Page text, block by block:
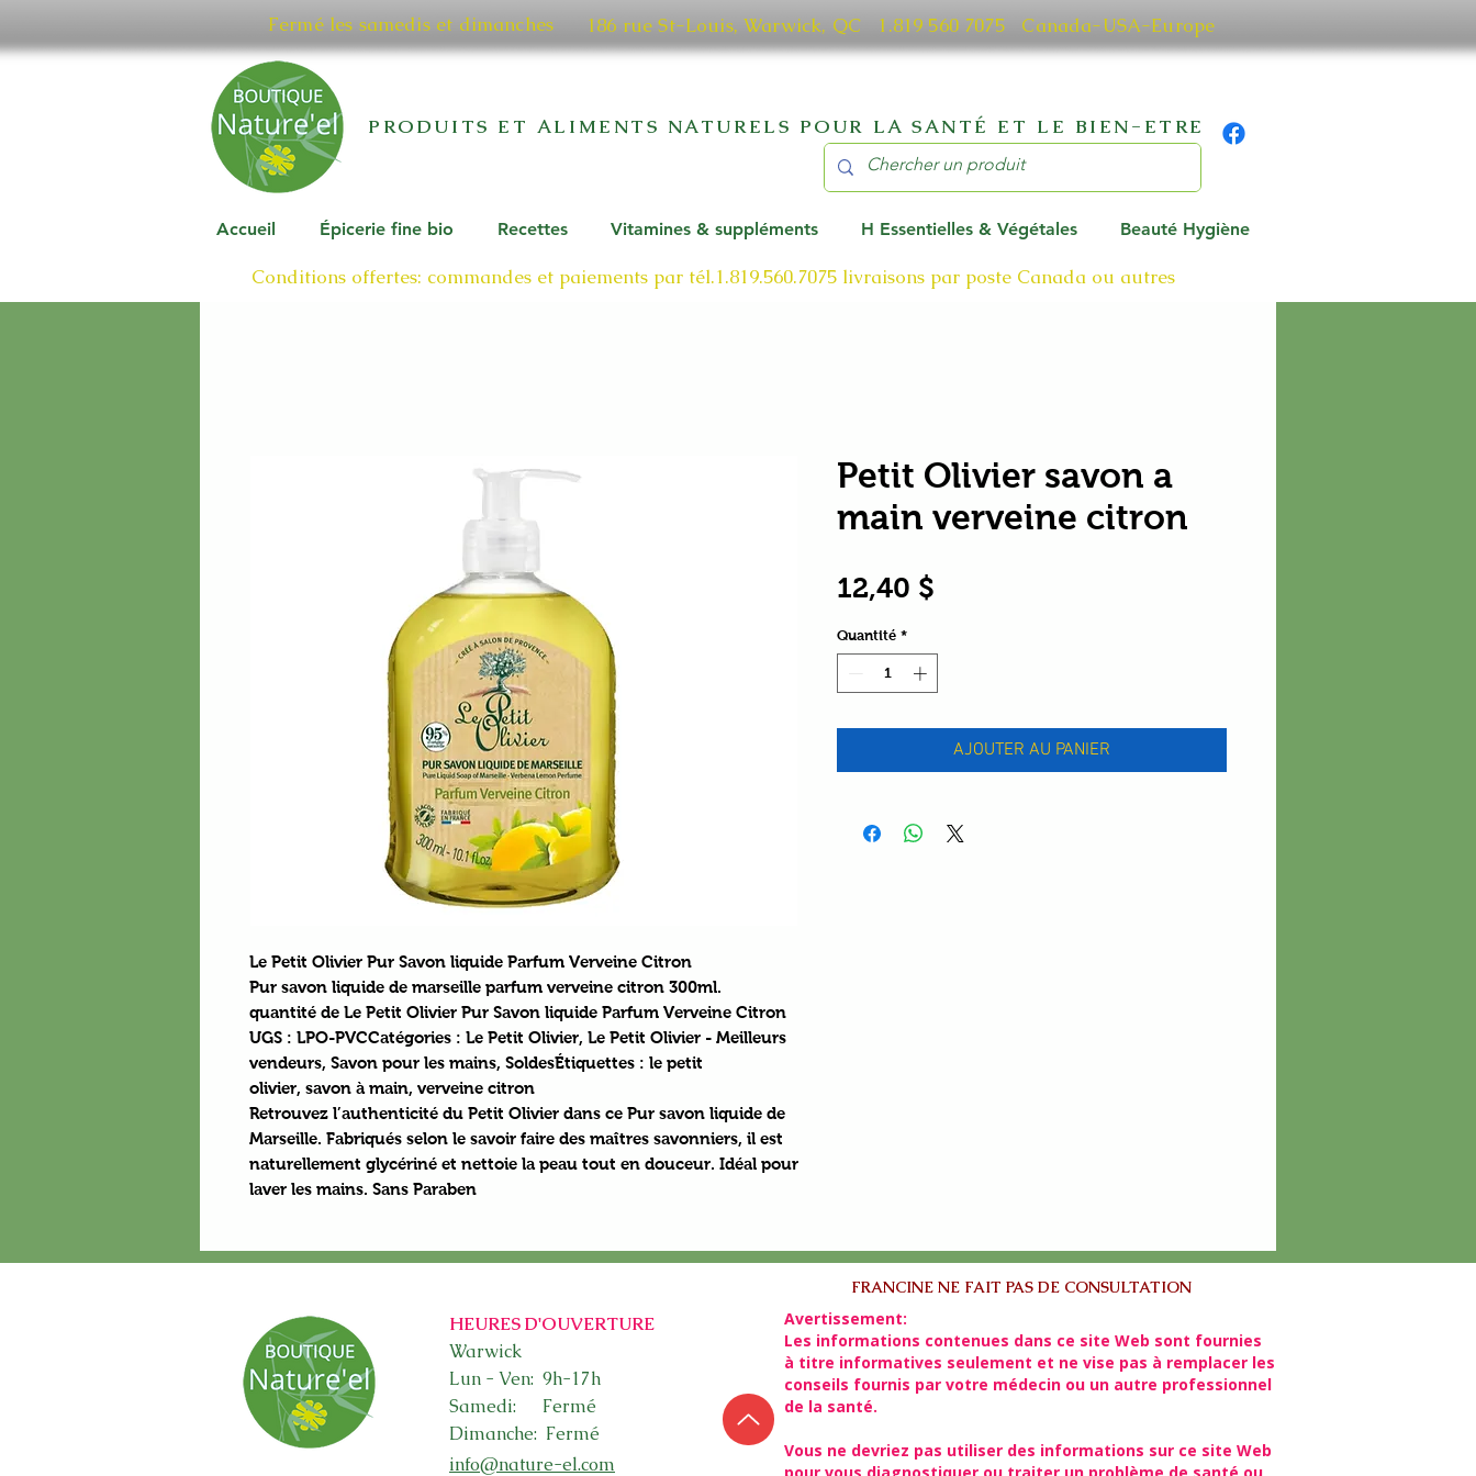
Fermé les samedis et dimanches 186 rue St-Louis, Warwick, QC​ 1.819 560 7075 Canada-USA-Europe
PRODUITS ET ALIMENTS NATURELS POUR LA SANTÉ ET LE BIEN-ETRE
Accueil Épicerie fine bio Recettes Vitamines & suppléments H Essentielles & Végétales Beauté Hygiène
Conditions offertes: commandes et paiements par tél.1.819.560.7075 livraisons par poste Canada ou autres
Le Petit Olivier Pur Savon liquide Parfum Verveine Citron
Pur savon liquide de marseille parfum verveine citron 300ml.
quantité de Le Petit Olivier Pur Savon liquide Parfum Verveine Citron
UGS : LPO-PVCCatégories : Le Petit Olivier, Le Petit Olivier - Meilleurs
vendeurs, Savon pour les mains, SoldesÉtiquettes : le petit
olivier, savon à main, verveine citron
Retrouvez l’authenticité du Petit Olivier dans ce Pur savon liquide de
Marseille. Fabriqués selon le savoir faire des maîtres savonniers, il est
naturellement glycériné et nettoie la peau tout en douceur. Idéal pour
laver les mains. Sans Paraben
Petit Olivier savon a
main verveine citron
12,40 $
Quantité *
AJOUTER AU PANIER
FRANCINE NE FAIT PAS DE CONSULTATION
HEURES D'OUVERTURE
Warwick​
Lun - Ven: 9h-17h
Samedi: Fermé
Dimanche: Fermé
info@nature-el.com
Avertissement:
Les informations contenues dans ce site Web sont fournies
à titre informatives seulement et ne vise pas à remplacer les
conseils fournis par votre médecin ou un autre professionnel
de la santé.
Vous ne devriez pas utiliser des informations sur ce site Web